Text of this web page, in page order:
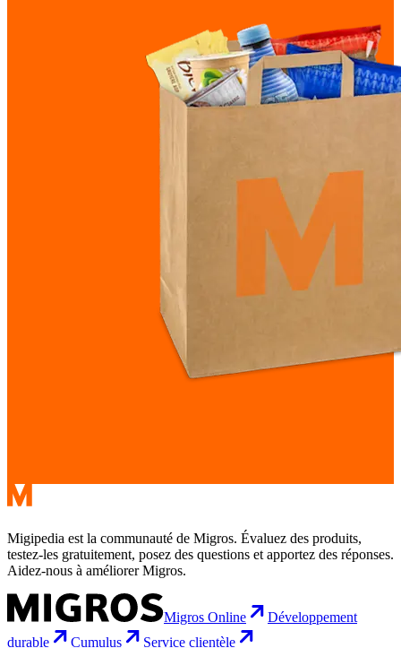
Migipedia est la communauté de Migros. Évaluez des produits,
testez-les gratuitement, posez des questions et apportez des réponses.
Aidez-nous à améliorer Migros.
Migros Online
Développement
durable
Cumulus Service clientèle